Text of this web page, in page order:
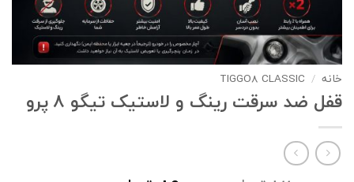
خانه /
TIGGO8 CLASSIC
قفل ضد سرقت رینگ و لاستیک تیگو 8 پرو